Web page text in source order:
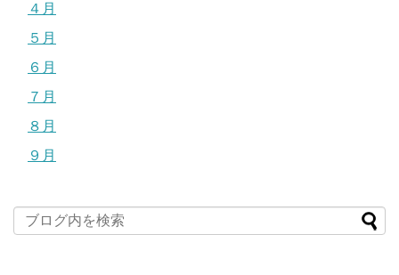
４月
５月
６月
７月
８月
９月